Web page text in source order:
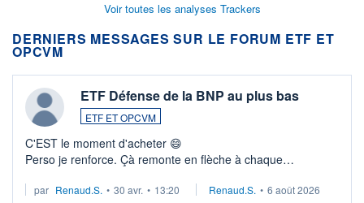
Voir toutes les analyses Trackers
DERNIERS MESSAGES SUR LE FORUM ETF ET
OPCVM
ETF Défense de la BNP au plus bas
ETF ET OPCVM
C'EST le moment d'acheter 😄​
Perso je renforce. Çà remonte en flèche à chaque
Investissement long terme tip top pour sa retraite.
par Renaud.S. • 30 avr. • 13:20 Renaud.S. • 6 août 2026